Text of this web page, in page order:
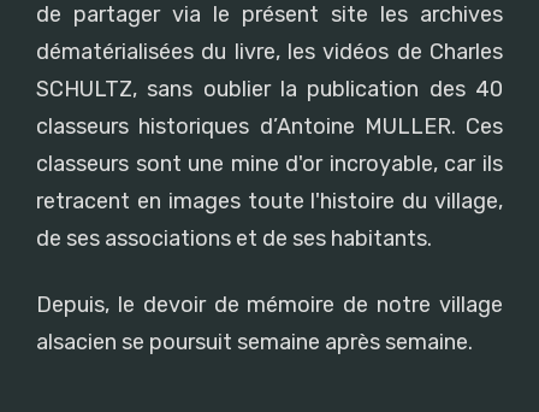
de partager via le présent site les archives
dématérialisées du livre, les vidéos de Charles
SCHULTZ, sans oublier la publication des 40
classeurs historiques d’Antoine MULLER. Ces
classeurs sont une mine d'or incroyable, car ils
retracent en images toute l'histoire du village,
de ses associations et de ses habitants.
Depuis, le devoir de mémoire de notre village
alsacien se poursuit semaine après semaine.